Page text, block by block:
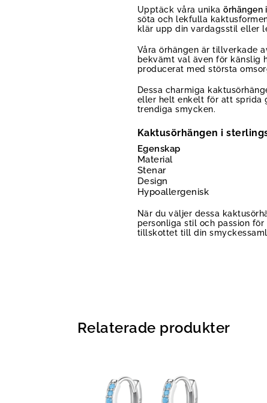
Upptäck våra unikaörhängen
söta och lekfulla
klär upp din vardagsstil eller
Våra örhängen är tillverkade
bekvämt val även för känslig
producerat med största
Dessa charmiga
eller helt enkelt för att sprida
trendiga smycken.
Kaktusörhängen i
Egenskap
Material
Stenar
Design
Hypoallergenisk
När du väljer dessa
personliga stil och passion
tillskottet till din
Relaterade produkter